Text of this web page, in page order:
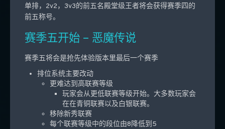
单排，2v2，3v3的前五名殿堂级王者将会获得赛季四的
前五称号。
赛季五开始 – 恶魔传说
赛季五将会是抢先体验版本里最后一个赛季
排位系统主要改动
更难达到高联赛等级
玩家会从更低联赛等级开始。大多数玩家会
在在青铜联赛以及白银联赛。
移除新秀联赛
每个联赛等级中的段位由8降低到5